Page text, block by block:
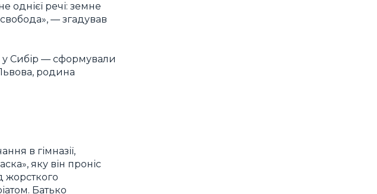
однієї речі: земне
— згадував
Сибір — сформували
родина
в гімназії,
яку він проніс
жорсткого
Батько